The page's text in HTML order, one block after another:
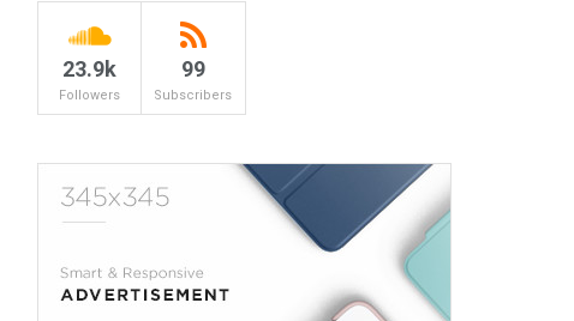
23.9k
Followers
99
Subscribers